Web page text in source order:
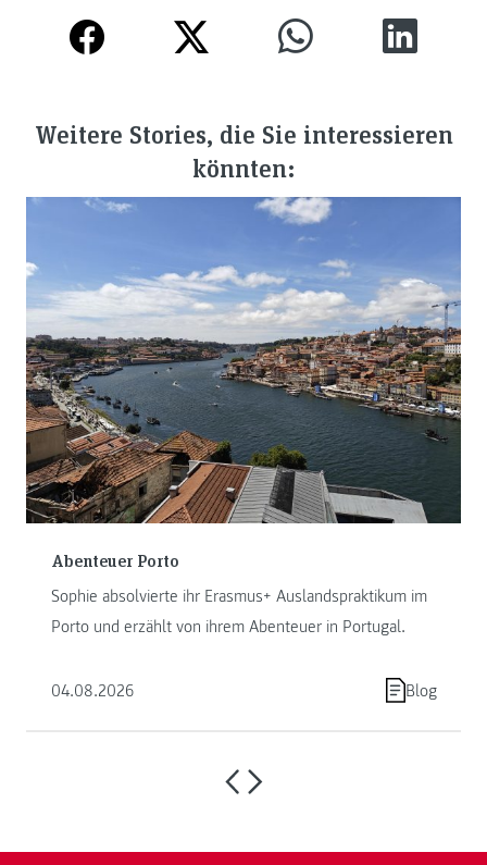
Weitere Stories, die Sie interessieren
könnten:
Abenteuer Porto
Sophie absolvierte ihr Erasmus+ Auslandspraktikum im
Porto und erzählt von ihrem Abenteuer in Portugal.
04.08.2026 Blog